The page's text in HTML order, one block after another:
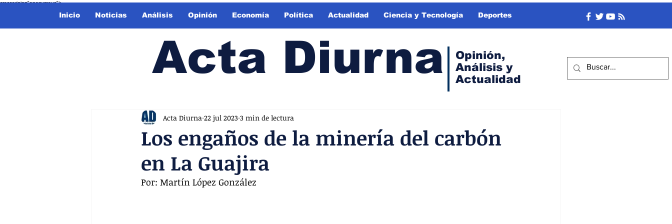
crossorigin="anonymous">
Inicio Noticias Análisis Opinión Economía Política Actualidad Ciencia y Tecnología Deportes
Acta Diurna
Opinión,
Análisis y
Actualidad
Los engaños de la minería del carbón
en La Guajira
Acta Diurna 22 jul 2023 3 min de lectura
Por: Martín López González